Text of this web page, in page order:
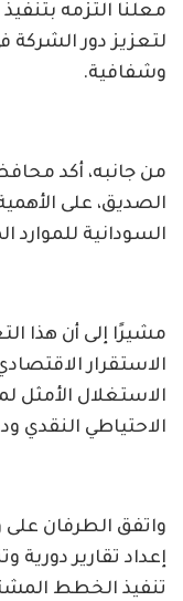
معلنا التزمه
لتعزيز دور الشركة
وشفافية.
من جانبه، أكد
الصديق، على
السودانية للموارد
مشيرًا إلى أن هذا
الاستقرار
الاستغلال الأمثل
الاحتياطي النقدي
واتفق الطرفان
إعداد تقارير
تنفيذ الخطط